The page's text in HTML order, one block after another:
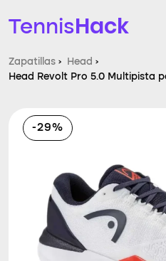
TennisHack
T-Finder
Raquetas de
Comparador
Consultorio
Blog
Zapatillas › Head ›
Head Revolt Pro 5.0 Multipista
-29%